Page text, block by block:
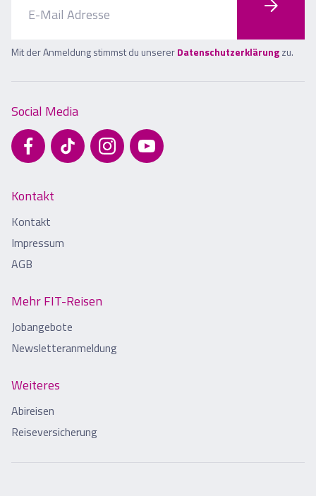
Mit der Anmeldung stimmst du unsererDatenschutzerklärungzu.
Social Media
Kontakt
Kontakt
Impressum
AGB
Mehr FIT-Reisen
Jobangebote
Newsletteranmeldung
Weiteres
Abireisen
Reiseversicherung